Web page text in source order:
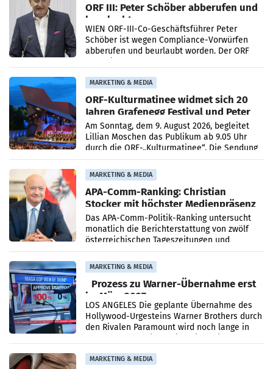
ORF III: Peter Schöber abberufen und
beurlaubt
WIEN ORF-III-Co-Geschäftsführer Peter
Schöber ist wegen Compliance-Vorwürfen
abberufen und beurlaubt worden. Der ORF
MARKETING & MEDIA
ORF-Kulturmatinee widmet sich 20
Jahren Grafenegg Festival und Peter
Simonischek
Am Sonntag, dem 9. August 2026, begleitet
Lillian Moschen das Publikum ab 9.05 Uhr
durch die ORF-„Kulturmatinee“. Die Sendung
startet mit der Dokumentation „20 Jahre
Grafenegg
MARKETING & MEDIA
APA-Comm-Ranking: Christian
Stocker mit höchster Medienpräsenz
im Juli
Das APA-Comm-Politik-Ranking untersucht
monatlich die Berichterstattung von zwölf
österreichischen Tageszeitungen und
analysiert, welche Politikerinnen und
Politiker Österreichs die
MARKETING & MEDIA
Prozess zu Warner-Übernahme erst
im März 2027
LOS ANGELES Die geplante Übernahme des
Hollywood-Urgesteins Warner Brothers durch
den Rivalen Paramount wird noch lange in
MARKETING & MEDIA